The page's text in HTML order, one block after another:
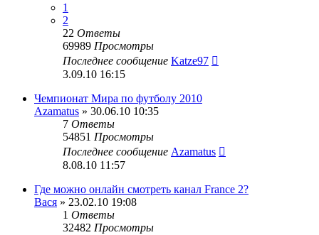
1
2
22 Ответы
69989 Просмотры
Последнее сообщение Katze97
3.09.10 16:15
Чемпионат Мира по футболу 2010
Azamatus » 30.06.10 10:35
7 Ответы
54851 Просмотры
Последнее сообщение Azamatus
8.08.10 11:57
Где можно онлайн смотреть канал France 2?
Вася » 23.02.10 19:08
1 Ответы
32482 Просмотры